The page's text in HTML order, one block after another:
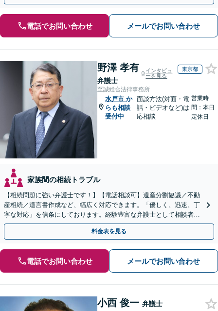
電話でお問い合わせ メールでお問い合わせ
野澤 孝有
弁護士
インタビュ
ーを見る
東京都
至誠総合法律事務所
水戸市 か
らも相談
受付中
面談方法(対面・電
話・ビデオなど)は
応相談
営業時
間：本日
定休日
家族間の相続トラブル
【相続問題に強い弁護士です！】【電話相談可】遺産分割協議／不動
産相続／遺言書作成など、幅広く対応できます。「優しく、迅速、丁
寧な対応」を信条にしております。経験豊富な弁護士として相談者様
のため全力を尽くします。お気軽にご相談ください。
料金表を見る
電話でお問い合わせ メールでお問い合わせ
小西 俊一 弁護士